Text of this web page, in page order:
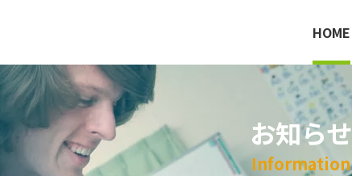
HOME
お知らせ
Information